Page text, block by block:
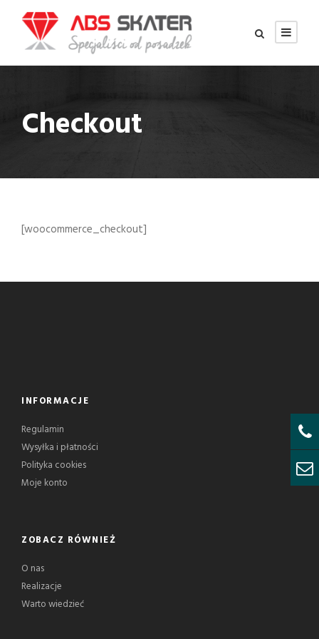
Checkout
[woocommerce_checkout]
INFORMACJE
Regulamin
Wysyłka i płatności
Polityka cookies
Moje konto
ZOBACZ RÓWNIEŻ
O nas
Realizacje
Warto wiedzieć